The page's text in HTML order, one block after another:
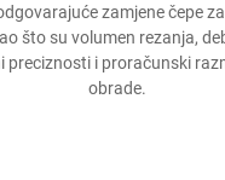
zamjene čepe
što su volumen rezanja,
preciznosti i proračunski
obrade.